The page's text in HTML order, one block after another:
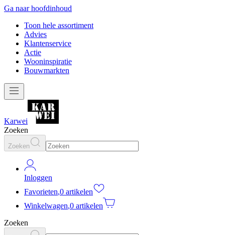
Ga naar hoofdinhoud
Toon hele assortiment
Advies
Klantenservice
Actie
Wooninspiratie
Bouwmarkten
Karwei
Zoeken
Zoeken
Inloggen
Favorieten,0 artikelen
Winkelwagen,0 artikelen
Zoeken